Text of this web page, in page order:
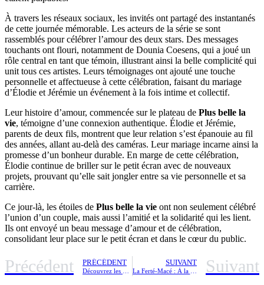
À travers les réseaux sociaux, les invités ont partagé des instantanés
de cette journée mémorable. Les acteurs de la série se sont
rassemblés pour célébrer l’amour des deux stars. Des messages
touchants ont flouri, notamment de Dounia Coesens, qui a joué un
rôle central en tant que témoin, illustrant ainsi la belle complicité qui
unit tous ces artistes. Leurs témoignages ont ajouté une touche
personnelle et affectueuse à cette célébration, faisant du mariage
d’Élodie et Jérémie un événement à la fois intime et collectif.
Leur histoire d’amour, commencée sur le plateau de Plus belle la
vie, témoigne d’une connexion authentique. Élodie et Jérémie,
parents de deux fils, montrent que leur relation s’est épanouie au fil
des années, allant au-delà des caméras. Leur mariage incarne ainsi la
promesse d’un bonheur durable. En marge de cette célébration,
Élodie continue de briller sur le petit écran avec de nouveaux
projets, prouvant qu’elle sait jongler entre sa vie personnelle et sa
carrière.
Ce jour-là, les étoiles de Plus belle la vie ont non seulement célébré
l’union d’un couple, mais aussi l’amitié et la solidarité qui les lient.
Ils ont envoyé un beau message d’amour et de célébration,
consolidant leur place sur le petit écran et dans le cœur du public.
Précédent PRÉCÉDENT SUIVANT Suivant